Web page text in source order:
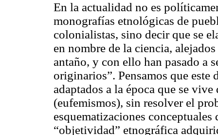
En la actualidad no es
monografías etnológicas de
colonialistas, sino decir que se
en nombre de la ciencia,
antaño, y con ello han pasado a
originarios”. Pensamos que
adaptados a la época que se
(eufemismos), sin resolver el
esquematizaciones
“objetividad” etnográfica